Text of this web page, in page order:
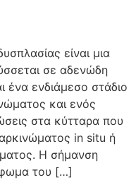
είναι μια
σε αδενώδη
ένα ενδιάμεσο στάδιο
και ενός
στα κύτταρα που
in situ ή
Η σήμανση
του […]